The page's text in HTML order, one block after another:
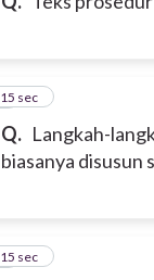
Q. Langkah-
biasanya disusun
315 sec
415 sec